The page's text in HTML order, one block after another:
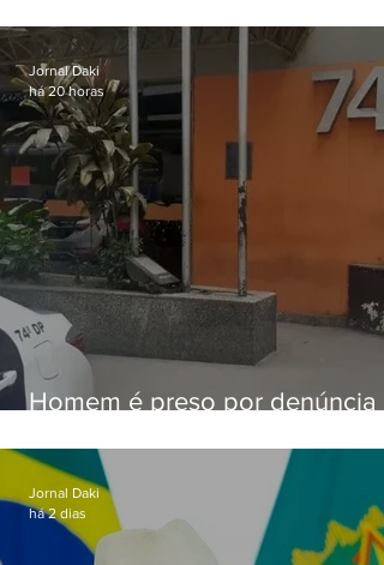
sexta-feira (07)
Homem é preso por denúncia
Alcântara
Jornal Daki
há 20 horas
Jornal Daki
há 2 dias